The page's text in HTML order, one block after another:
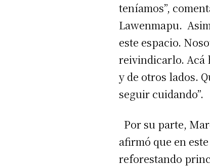
teníamos”,
Lawenmapu.
este espacio.
reivindicarlo. Acá
y de otros lados.
seguir cuidando”.
Por su parte,
afirmó que en
reforestando